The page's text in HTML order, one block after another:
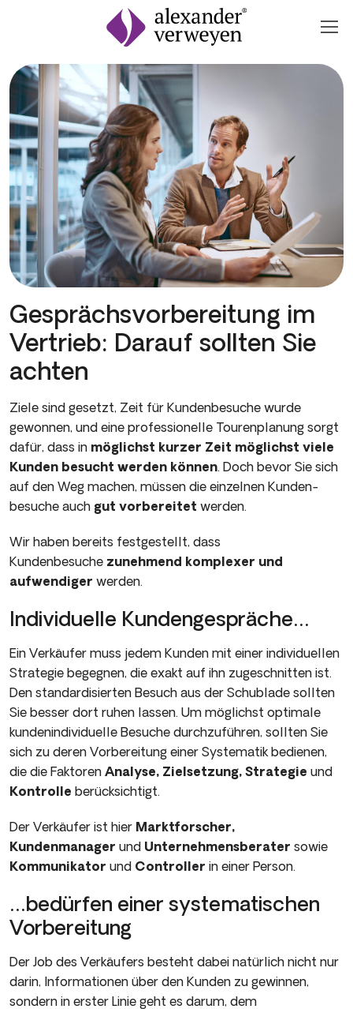
Zum Inhalt springen
Gesprächsvorbereitung im
Vertrieb: Darauf sollten Sie
achten
Ziele sind gesetzt, Zeit für Kundenbesuche wurde
gewonnen, und eine professionelle Tourenplanung sorgt
dafür, dass in möglichst kurzer Zeit möglichst viele
Kunden besucht werden können. Doch bevor Sie sich
auf den Weg machen, müssen die einzelnen Kunden­
besuche auch gut vorbereitet werden.
Wir haben bereits festgestellt, dass
Kundenbesuche zunehmend komplexer und
aufwendiger wer­den.
Individuelle Kundengespräche…
Ein Verkäufer muss jedem Kunden mit einer individuellen
Stra­tegie begegnen, die exakt auf ihn zugeschnitten ist.
Den standardisierten Besuch aus der Schublade sollten
Sie besser dort ruhen lassen. Um möglichst optimale
kundenindividuelle Besuche durchzuführen, sollten Sie
sich zu deren Vorbereitung einer Systematik bedienen,
die die Faktoren Analyse, Zielsetzung, Strategie und
Kontrolle berücksichtigt.
Der Verkäufer ist hier Marktforscher,
Kundenmanager und Unternehmensberater sowie
Kommunikator und Controller in einer Person.
…bedürfen einer systematischen
Vorbereitung
Der Job des Verkäufers besteht dabei natürlich nicht nur
darin, In­formationen über den Kunden zu gewinnen,
sondern in erster Linie geht es darum, dem